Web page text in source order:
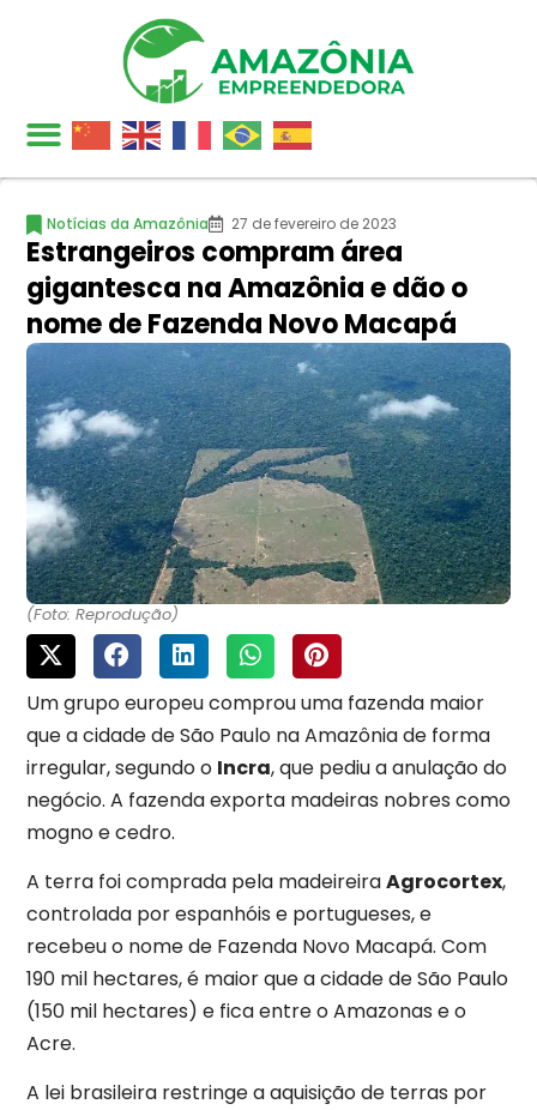
Notícias da Amazônia 27 de fevereiro de 2023
Estrangeiros compram área
gigantesca na Amazônia e dão o
nome de Fazenda Novo Macapá
(Foto: Reprodução)
Um grupo europeu comprou uma fazenda maior
que a cidade de São Paulo na Amazônia de forma
irregular, segundo o Incra, que pediu a anulação do
negócio. A fazenda exporta madeiras nobres como
mogno e cedro.
A terra foi comprada pela madeireiraAgrocortex,
controlada por espanhóis e portugueses, e
recebeu o nome de Fazenda Novo Macapá. Com
190 mil hectares, é maior que a cidade de São Paulo
(150 mil hectares) e fica entre o Amazonas e o
Acre.
A lei brasileira restringe a aquisição de terras por